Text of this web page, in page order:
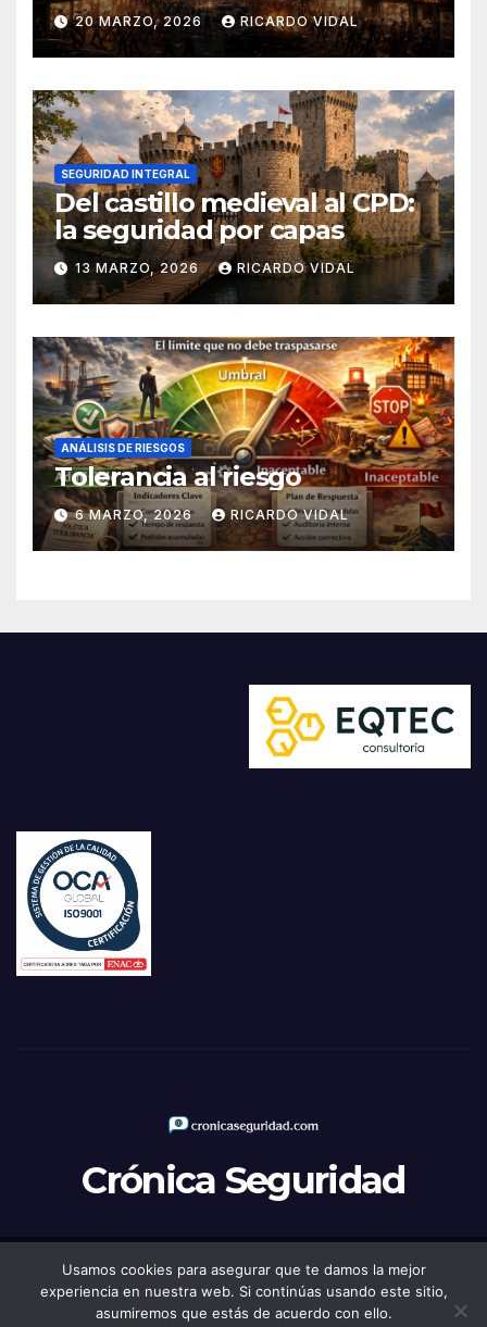
20 MARZO, 2026 RICARDO VIDAL
SEGURIDAD INTEGRAL
Del castillo medieval al CPD:
la seguridad por capas
13 MARZO, 2026 RICARDO VIDAL
ANÁLISIS DE RIESGOS
Tolerancia al riesgo
6 MARZO, 2026 RICARDO VIDAL
Crónica Seguridad
Funciona gracias a WordPress|Tema: Newsup deThemeansar
Usamos cookies para asegurar que te damos la mejor
experiencia en nuestra web. Si continúas usando este sitio,
asumiremos que estás de acuerdo con ello.